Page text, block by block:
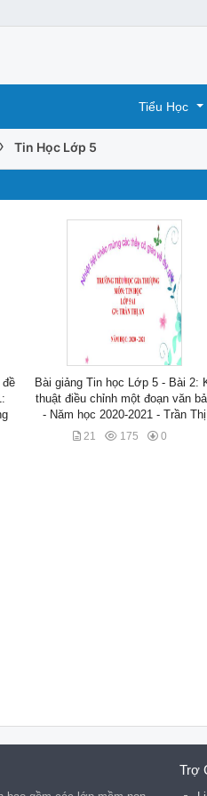
Tiểu Học
› Tin Học Lớp 5
đề
Bài giảng Tin học Lớp 5 - Bài 2:
thuật điều chỉnh một đoạn văn
- Năm học 2020-2021 - Trần Thị
21 175 0
Trợ